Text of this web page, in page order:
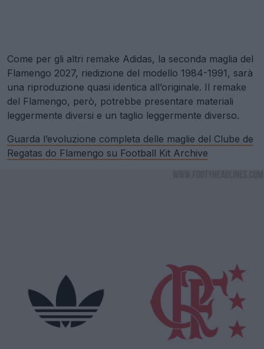
Come per gli altri remake Adidas, la seconda maglia del
Flamengo 2027, riedizione del modello 1984-1991, sarà
una riproduzione quasi identica all’originale. Il remake
del Flamengo, però, potrebbe presentare materiali
leggermente diversi e un taglio leggermente diverso.
Guarda l’evoluzione completa delle maglie del Clube de
Regatas do Flamengo su Football Kit Archive